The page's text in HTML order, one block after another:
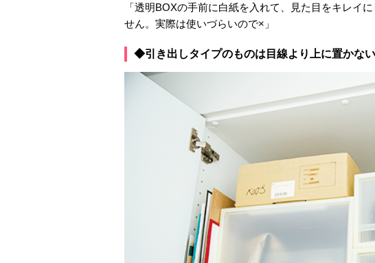
「透明BOXの手前に白紙を入れて、見た目をキレイ
せん。実際は使いづらいので×」
◆引き出しタイプのものは目線より上に置かない